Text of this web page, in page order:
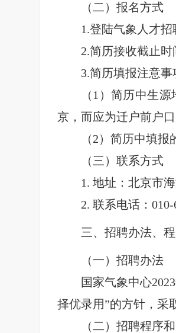
（二）报名方式
1.登陆气象人才招
2.简历接收截止时
3.简历填报注意事
（1）简历中生
京，而应为迁户前户口
（2）简历中填
（三）联系方式
1. 地址：北京市
2. 联系电话：010-
三、招聘办法、
（一）招聘办法
国家气象中心
择优录用”的方针，采
（二）招聘程序